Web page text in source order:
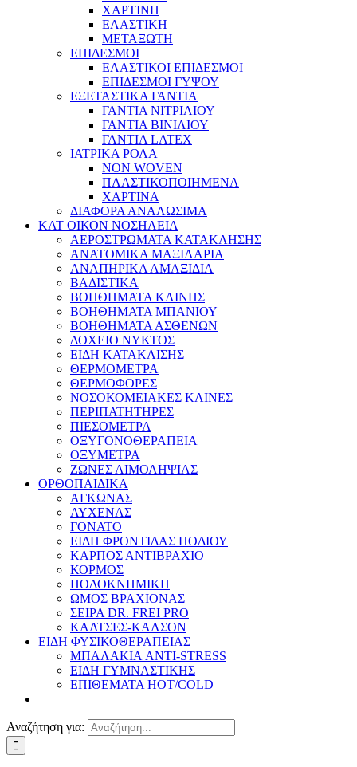
ΧΑΡΤΙΝΗ
ΕΛΑΣΤΙΚΗ
ΜΕΤΑΞΩΤΗ
ΕΠΙΔΕΣΜΟΙ
ΕΛΑΣΤΙΚΟΙ ΕΠΙΔΕΣΜΟΙ
ΕΠΙΔΕΣΜΟΙ ΓΥΨΟΥ
ΕΞΕΤΑΣΤΙΚΑ ΓΑΝΤΙΑ
ΓΑΝΤΙΑ ΝΙΤΡΙΛΙΟΥ
ΓΑΝΤΙΑ ΒΙΝΙΛΙΟΥ
ΓΑΝΤΙΑ LATEX
ΙΑΤΡΙΚΑ ΡΟΛΑ
NON WOVEN
ΠΛΑΣΤΙΚΟΠΟΙΗΜΕΝΑ
ΧΑΡΤΙΝΑ
ΔΙΑΦΟΡΑ ΑΝΑΛΩΣΙΜΑ
ΚΑΤ ΟΙΚΟΝ ΝΟΣΗΛΕΙΑ
ΑΕΡΟΣΤΡΩΜΑΤΑ ΚΑΤΑΚΛΗΣΗΣ
ΑΝΑΤΟΜΙΚΑ ΜΑΞΙΛΑΡΙΑ
ΑΝΑΠΗΡΙΚΑ ΑΜΑΞΙΔΙΑ
ΒΑΔΙΣΤΙΚΑ
ΒΟΗΘΗΜΑΤΑ ΚΛΙΝΗΣ
ΒΟΗΘΗΜΑΤΑ ΜΠΑΝΙΟΥ
ΒΟΗΘΗΜΑΤΑ ΑΣΘΕΝΩΝ
ΔΟΧΕΙΟ ΝΥΚΤΟΣ
ΕΙΔΗ ΚΑΤΑΚΛΙΣΗΣ
ΘΕΡΜΟΜΕΤΡΑ
ΘΕΡΜΟΦΟΡΕΣ
ΝΟΣΟΚΟΜΕΙΑΚΕΣ ΚΛΙΝΕΣ
ΠΕΡΙΠΑΤΗΤΗΡΕΣ
ΠΙΕΣΟΜΕΤΡΑ
ΟΞΥΓΟΝΟΘΕΡΑΠΕΙΑ
ΟΞΥΜΕΤΡΑ
ΖΩΝΕΣ ΑΙΜΟΛΗΨΙΑΣ
ΟΡΘΟΠΑΙΔΙΚΑ
ΑΓΚΩΝΑΣ
ΑΥΧΕΝΑΣ
ΓΟΝΑΤΟ
ΕΙΔΗ ΦΡΟΝΤΙΔΑΣ ΠΟΔΙΟΥ
ΚΑΡΠΟΣ ΑΝΤΙΒΡΑΧΙΟ
ΚΟΡΜΟΣ
ΠΟΔΟΚΝΗΜΙΚΗ
ΩΜΟΣ ΒΡΑΧΙΟΝΑΣ
ΣΕΙΡΑ DR. FREI PRO
ΚΑΛΤΣΕΣ-ΚΑΛΣΟΝ
ΕΙΔΗ ΦΥΣΙΚΟΘΕΡΑΠΕΙΑΣ
ΜΠΑΛΑΚΙΑ ANTI-STRESS
ΕΙΔΗ ΓΥΜΝΑΣΤΙΚΗΣ
ΕΠΙΘΕΜΑΤΑ HOT/COLD
Αναζήτηση για: